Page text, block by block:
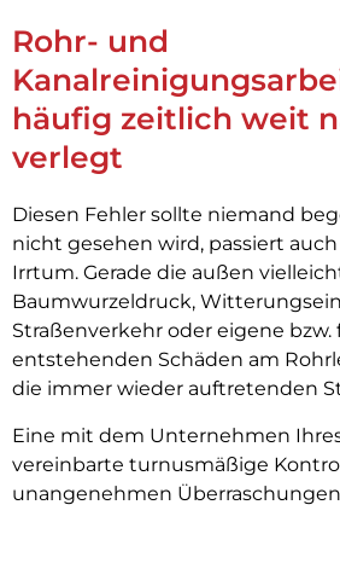
Rohr- und
häufig zeitlich weit
verlegt
Diesen Fehler sollte niemand
nicht gesehen wird, passiert
Irrtum. Gerade die außen
Baumwurzeldruck,
Straßenverkehr oder eigene
entstehenden Schäden am
die immer wieder auftretenden
Eine mit dem Unternehmen
vereinbarte turnusmäßige
unangenehmen